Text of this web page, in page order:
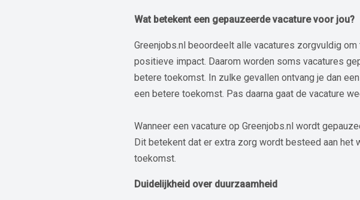
Wat betekent een gepauzeerde vacature voor jou?
Greenjobs.nl beoordeelt alle vacatures zorgvuldig
positieve impact. Daarom worden soms vacatures
betere toekomst. In zulke gevallen ontvang je dan
een betere toekomst. Pas daarna gaat de vacature
Wanneer een vacature op Greenjobs.nl wordt
Dit betekent dat er extra zorg wordt besteed aan het
toekomst.
Duidelijkheid over duurzaamheid